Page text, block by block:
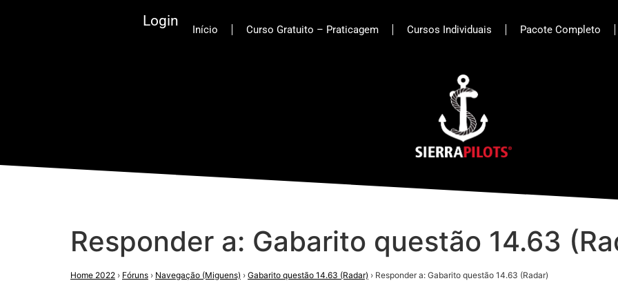
Início Curso Gratuito – Praticagem Cursos Individuais Pacote Completo
Login
Responder a: Gabarito questão 14.63
Home 2022 › Fóruns › Navegação (Miguens) › Gabarito questão 14.63 (Radar) › Responder a: Gabarito questão 14.63 (Radar)